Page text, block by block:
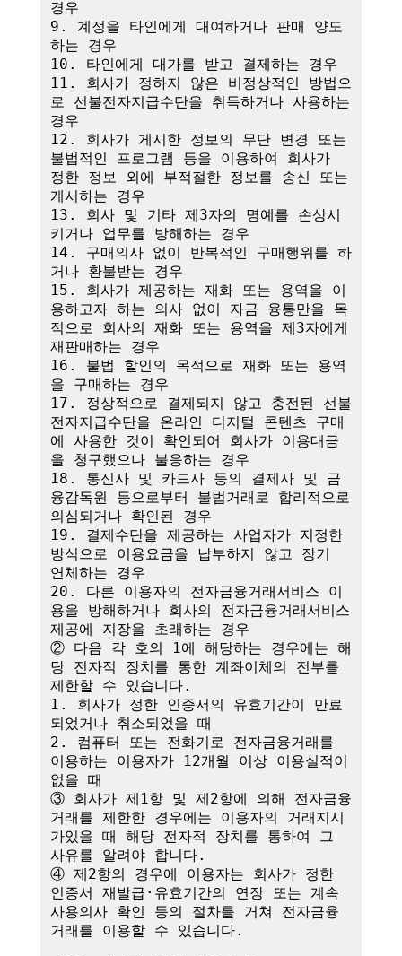
경우
9. 계정을 타인에게 대여하거나 판매 양도
하는 경우
10. 타인에게 대가를 받고 결제하는 경우
11. 회사가 정하지 않은 비정상적인 방법으
로 선불전자지급수단을 취득하거나 사용하는
경우
12. 회사가 게시한 정보의 무단 변경 또는
불법적인 프로그램 등을 이용하여 회사가
정한 정보 외에 부적절한 정보를 송신 또는
게시하는 경우
13. 회사 및 기타 제3자의 명예를 손상시
키거나 업무를 방해하는 경우
14. 구매의사 없이 반복적인 구매행위를 하
거나 환불받는 경우
15. 회사가 제공하는 재화 또는 용역을 이
용하고자 하는 의사 없이 자금 융통만을 목
적으로 회사의 재화 또는 용역을 제3자에게
재판매하는 경우
16. 불법 할인의 목적으로 재화 또는 용역
을 구매하는 경우
17. 정상적으로 결제되지 않고 충전된 선불
전자지급수단을 온라인 디지털 콘텐츠 구매
에 사용한 것이 확인되어 회사가 이용대금
을 청구했으나 불응하는 경우
18. 통신사 및 카드사 등의 결제사 및 금
융감독원 등으로부터 불법거래로 합리적으로
의심되거나 확인된 경우
19. 결제수단을 제공하는 사업자가 지정한
방식으로 이용요금을 납부하지 않고 장기
연체하는 경우
20. 다른 이용자의 전자금융거래서비스 이
용을 방해하거나 회사의 전자금융거래서비스
제공에 지장을 초래하는 경우
② 다음 각 호의 1에 해당하는 경우에는 해
당 전자적 장치를 통한 계좌이체의 전부를
제한할 수 있습니다.
1. 회사가 정한 인증서의 유효기간이 만료
되었거나 취소되었을 때
2. 컴퓨터 또는 전화기로 전자금융거래를
이용하는 이용자가 12개월 이상 이용실적이
없을 때
③ 회사가 제1항 및 제2항에 의해 전자금융
거래를 제한한 경우에는 이용자의 거래지시
가있을 때 해당 전자적 장치를 통하여 그
사유를 알려야 합니다.
④ 제2항의 경우에 이용자는 회사가 정한
인증서 재발급·유효기간의 연장 또는 계속
사용의사 확인 등의 절차를 거쳐 전자금융
거래를 이용할 수 있습니다.